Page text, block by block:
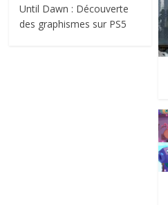
Until Dawn : Découverte
des graphismes sur PS5